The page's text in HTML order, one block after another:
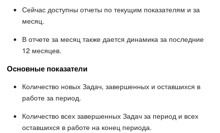
Сейчас доступны отчеты по текущим показателям и за
месяц.
В отчете за месяц также дается динамика за последние
12 месяцев.
Основные показатели
Количество новых Задач, завершенных и оставшихся в
работе за период.
Количество всех завершенных Задач за период и всех
оставшихся в работе на конец периода.